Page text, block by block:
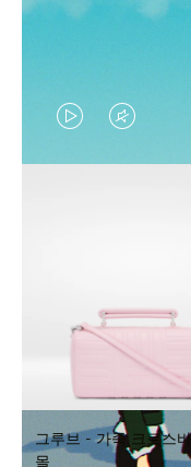
VIDEO
IS
TO
PAUSE
IT
IS
TO
IT
그루브 - 가죽 크로스
몰